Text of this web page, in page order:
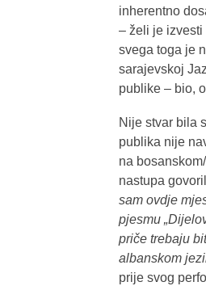
inherentno
– želi je izvesti
svega toga je
sarajevskoj
publike – bio,
Nije stvar bila
publika nije
na
nastupa
sam ovdje
pjesmu
priče trebaju
albanskom
prije svog